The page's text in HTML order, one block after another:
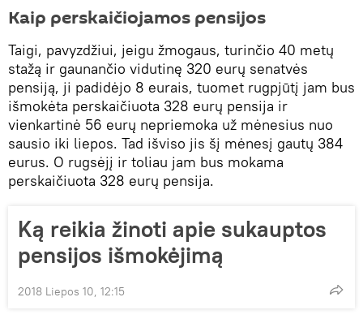
Kaip perskaičiojamos pensijos
Taigi, pavyzdžiui, jeigu žmogaus, turinčio 40 metų
stažą ir gaunančio vidutinę 320 eurų senatvės
pensiją, ji padidėjo 8 eurais, tuomet rugpjūtį jam bus
išmokėta perskaičiuota 328 eurų pensija ir
vienkartinė 56 eurų nepriemoka už mėnesius nuo
sausio iki liepos. Tad išviso jis šį mėnesį gautų 384
eurus. O rugsėjį ir toliau jam bus mokama
perskaičiuota 328 eurų pensija.
Ką reikia žinoti apie sukauptos
pensijos išmokėjimą
2018 Liepos 10, 12:15